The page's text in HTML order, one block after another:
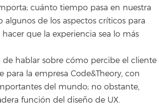
cuánto tiempo pasa en nuestra
de los aspectos críticos para
que la experiencia sea lo más
hablar sobre cómo percibe el cliente
para la empresa Code&Theory, con
del mundo; no obstante,
función del diseño de UX.